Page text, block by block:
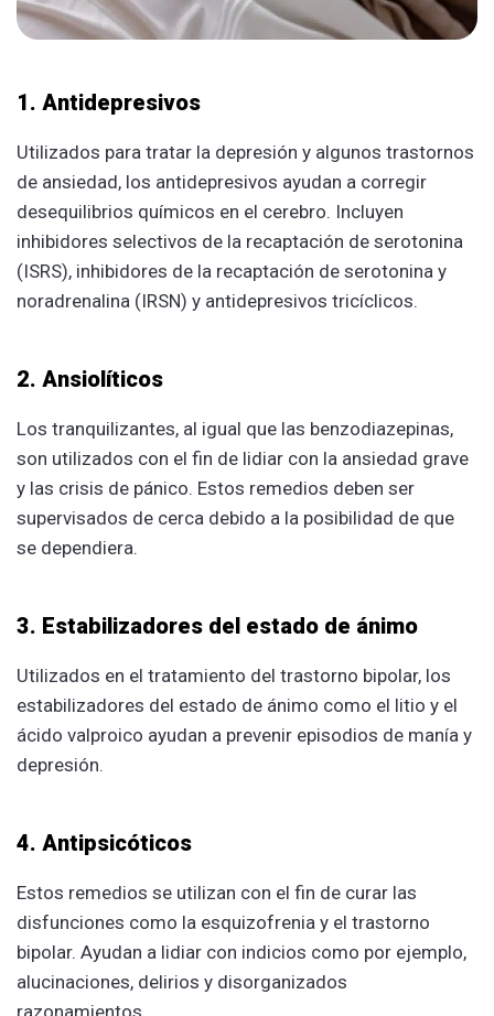
1. Antidepresivos
Utilizados para tratar la depresión y algunos trastornos
de ansiedad, los antidepresivos ayudan a corregir
desequilibrios químicos en el cerebro. Incluyen
inhibidores selectivos de la recaptación de serotonina
(ISRS), inhibidores de la recaptación de serotonina y
noradrenalina (IRSN) y antidepresivos tricíclicos.
2. Ansiolíticos
Los tranquilizantes, al igual que las benzodiazepinas,
son utilizados con el fin de lidiar con la ansiedad grave
y las crisis de pánico. Estos remedios deben ser
supervisados de cerca debido a la posibilidad de que
se dependiera.
3. Estabilizadores del estado de ánimo
Utilizados en el tratamiento del trastorno bipolar, los
estabilizadores del estado de ánimo como el litio y el
ácido valproico ayudan a prevenir episodios de manía y
depresión.
4. Antipsicóticos
Estos remedios se utilizan con el fin de curar las
disfunciones como la esquizofrenia y el trastorno
bipolar. Ayudan a lidiar con indicios como por ejemplo,
alucinaciones, delirios y disorganizados